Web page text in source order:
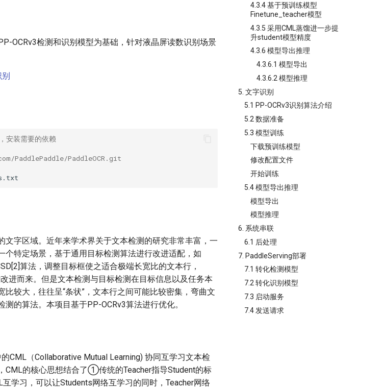
4.3.4 基于预训练模型
Finetune_teacher模型
4.3.5 采用CML蒸馏进一步提
升student模型精度
4.3.6 模型导出推理
4.3.6.1 模型导出
4.3.6.2 模型推理
5. 文字识别
5.1 PP-OCRv3识别算法介绍
5.2 数据准备
5.3 模型训练
下载预训练模型
修改配置文件
开始训练
5.4 模型导出推理
模型导出
模型推理
6. 系统串联
6.1 后处理
7. PaddleServing部署
7.1 转化检测模型
7.2 转化识别模型
7.3 启动服务
7.4 发送请求
OCRv3检测和识别模型为基础，针对液晶屏读数识别场景
别
安装需要的依赖
PaddleOCR.git
文字区域。近年来学术界关于文本检测的研究非常丰富，一
个特定场景，基于通用目标检测算法进行改进适配，如
算法，调整目标框使之适合极端长宽比的文本行，
进而来。但是文本检测与目标检测在目标信息以及任务本
较大，往往呈“条状”，文本行之间可能比较密集，弯曲文
的算法。本项目基于PP-OCRv3算法进行优化。
CML（Collaborative Mutual Learning) 协同互学习文本检
CML的核心思想结合了①传统的Teacher指导Student的标
学习，可以让Students网络互学习的同时，Teacher网络